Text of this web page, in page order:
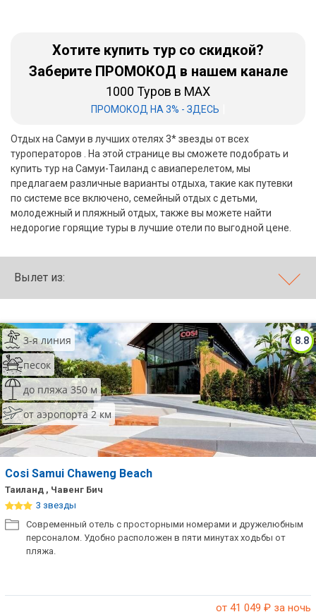
Хотите купить тур со скидкой?
Заберите ПРОМОКОД в нашем канале
1000 Туров в MAX
ПРОМОКОД НА 3% - ЗДЕСЬ
Отдых на Самуи в лучших отелях 3* звезды от всех
туроператоров . На этой странице вы сможете подобрать и
купить тур на Самуи-Таиланд с авиаперелетом, мы
предлагаем различные варианты отдыха, такие как путевки
по системе все включено, семейный отдых с детьми,
молодежный и пляжный отдых, также вы можете найти
недорогие горящие туры в лучшие отели по выгодной цене.
Вылет из:
8.8
3-я линия
песок
до пляжа 350 м
от аэропорта 2 км
Cosi Samui Chaweng Beach
Таиланд , Чавенг Бич
3 звезды
Современный отель с просторными номерами и дружелюбным
персоналом. Удобно расположен в пяти минутах ходьбы от
пляжа.
от 41 049 ₽ за ночь
Хайнань
Занзибар
Абхазия
Большой Сочи
Кав Мин Воды
Экскурсионные туры
ТОП 10 недорогих отелей
5*
Лучшие отели 4* звезды
Недорогие отели 4*
звезды
Лучшие отели 3* звезды
Недорогие отели 3*
Сетевые отели Турции
Сетевые отели ОАЭ